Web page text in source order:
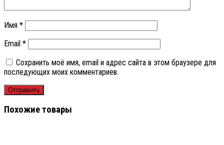
Имя *
Email *
Сохранить моё имя, email и адрес сайта в этом браузере для
последующих моих комментариев.
Похожие товары